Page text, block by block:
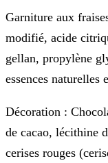
Garniture aux
modifié, acide
gellan, propylène
essences naturelles
Décoration :
de cacao, lécithine
cerises rouges